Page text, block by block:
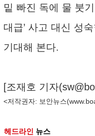
밑 빠진 독에 물 붓
대급’ 사고 대신 성
기대해 본다.
[조재호 기자(
<저작권자: 보안뉴스(
헤드라인 뉴스